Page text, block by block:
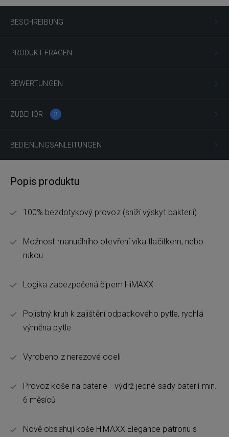
BESCHREIBUNG
PRODUKT-FRAGEN
BEWERTUNGEN
ZUBEHÖR 3
BEDIENUNGSANLEITUNGEN
Popis produktu
100% bezdotykový provoz (sníží výskyt bakterií)
Možnost manuálního otevření víka tlačítkem, nebo
rukou
Logika zabezpečená čipem HiMAXX
Pojistný kruh k zajištění odpadkového pytle, rychlá
výměna pytle
Vyrobeno z nerezové oceli
Provoz koše na baterie - výdrž jedné sady baterií min.
6 měsíců
Nově obsahují koše HiMAXX Elegance patronu s